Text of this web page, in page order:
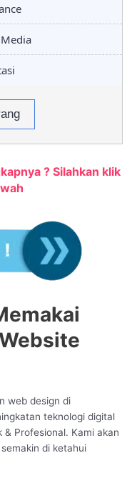
? Silahkan klik
web design di
teknologi digital
Profesional. Kami akan
di ketahui